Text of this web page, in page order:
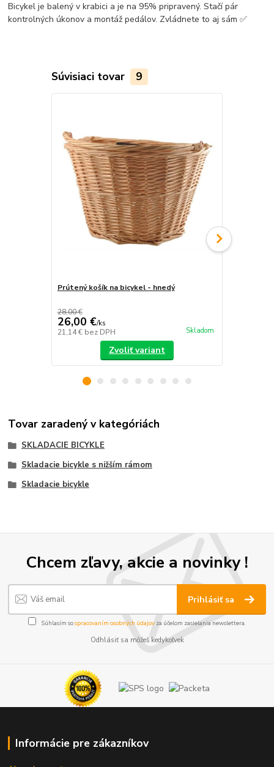
Bicykel je balený v krabici a je na 95% pripravený. Stačí pár
kontrolných úkonov a montáž pedálov. Zvládnete to aj sám ✅
Súvisiaci tovar 9
Prútený košík na bicykel - hnedý
28,00 €
26,00 €/ks
21,14 € bez DPH Skladom
Zvoliť variant
Tovar zaradený v kategóriách
SKLADACIE BICYKLE
Skladacie bicykle s nižším rámom
Skladacie bicykle
Chcem zľavy, akcie a novinky !
Prihlásiť sa
Súhlasím sospracovaním osobných údajov za účelom zasielania newslettera.
Odhlásiť sa môžeš kedykoľvek
Informácie pre zákazníkov